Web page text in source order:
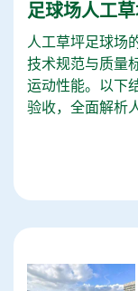
足球场人工
人工草坪足球场
技术规范与质量
运动性能。以下
验收，全面解析